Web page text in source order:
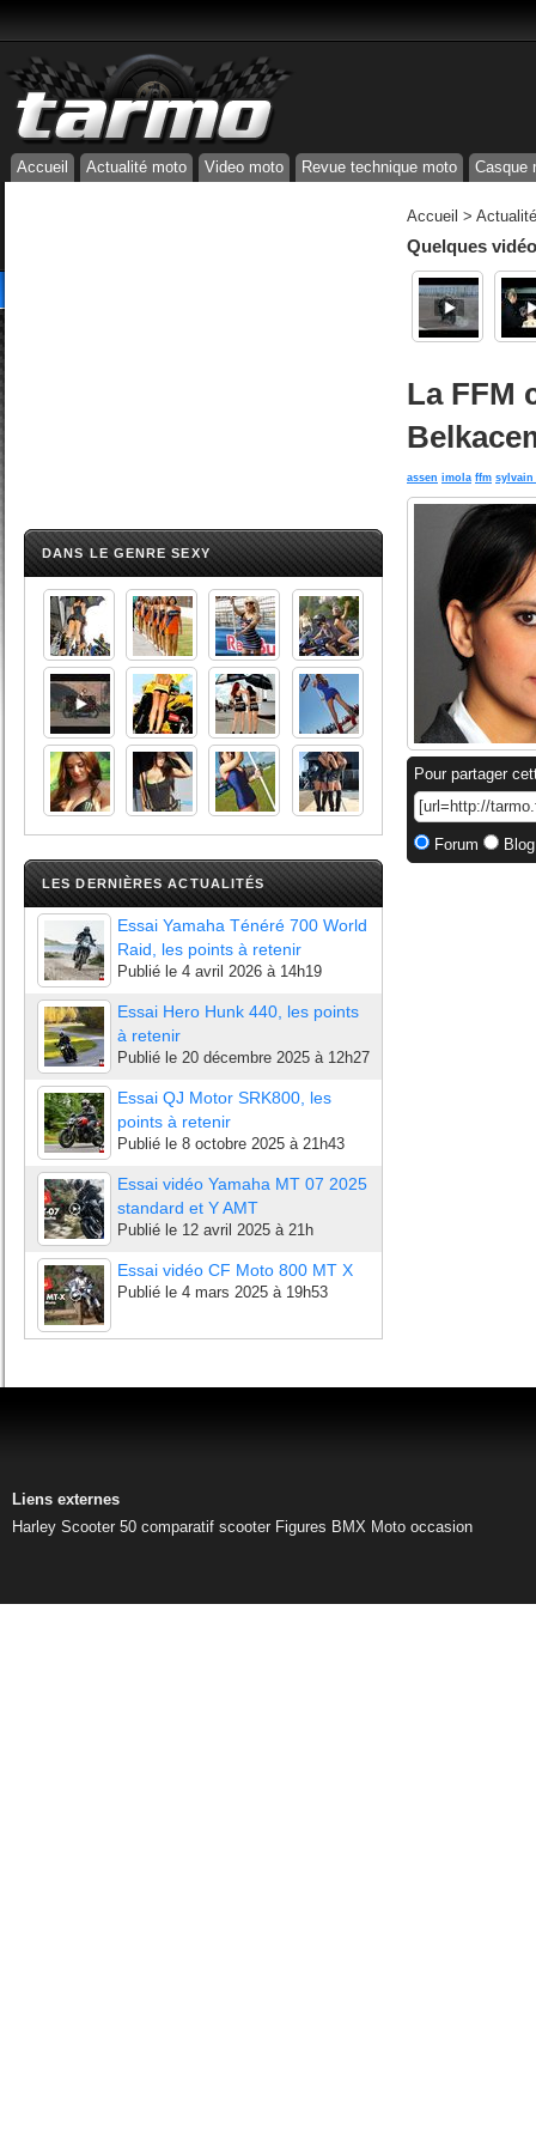
Accueil Actualité moto Video moto Revue technique moto Casque
DANS LE GENRE SEXY
LES DERNIÈRES ACTUALITÉS
Essai Yamaha Ténéré 700 World
Raid, les points à retenir
Publié le 4 avril 2026 à 14h19
Essai Hero Hunk 440, les points
à retenir
Publié le 20 décembre 2025 à 12h27
Essai QJ Motor SRK800, les
points à retenir
Publié le 8 octobre 2025 à 21h43
Essai vidéo Yamaha MT 07 2025
standard et Y AMT
Publié le 12 avril 2025 à 21h
Essai vidéo CF Moto 800 MT X
Publié le 4 mars 2025 à 19h53
Accueil >
Quelques
La FFM
assen imola ffm
Pour partager
Forum
Liens externes
Harley Scooter 50 comparatif scooter Figures BMX Moto occasion